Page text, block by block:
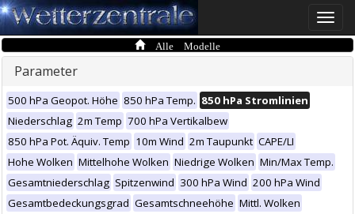
Toggle
Alle Modelle
Parameter
500 hPa Geopot. Höhe 850 hPa Temp. 850 hPa Stromlinien
Niederschlag 2m Temp 700 hPa Vertikalbew
850 hPa Pot. Äquiv. Temp 10m Wind 2m Taupunkt CAPE/LI
Hohe Wolken Mittelhohe Wolken Niedrige Wolken Min/Max Temp.
Gesamtniederschlag Spitzenwind 300 hPa Wind 200 hPa Wind
Gesamtbedeckungsgrad Gesamtschneehöhe Mittl. Wolken